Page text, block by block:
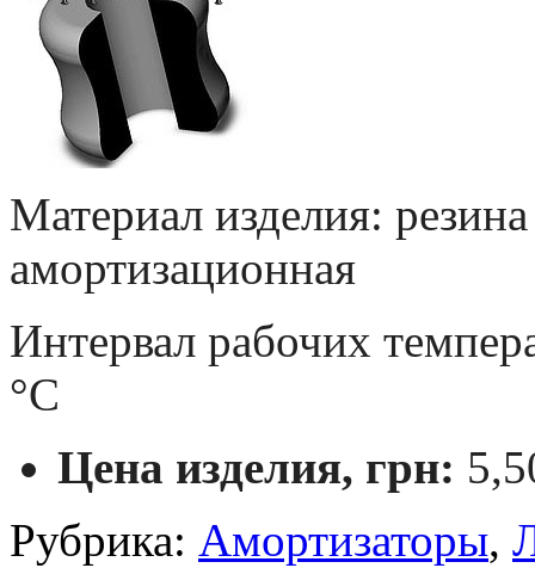
Материал изделия:
амортизационная
Интервал рабочих
°С
Цена изделия, грн:
Рубрика: Амортизаторы,